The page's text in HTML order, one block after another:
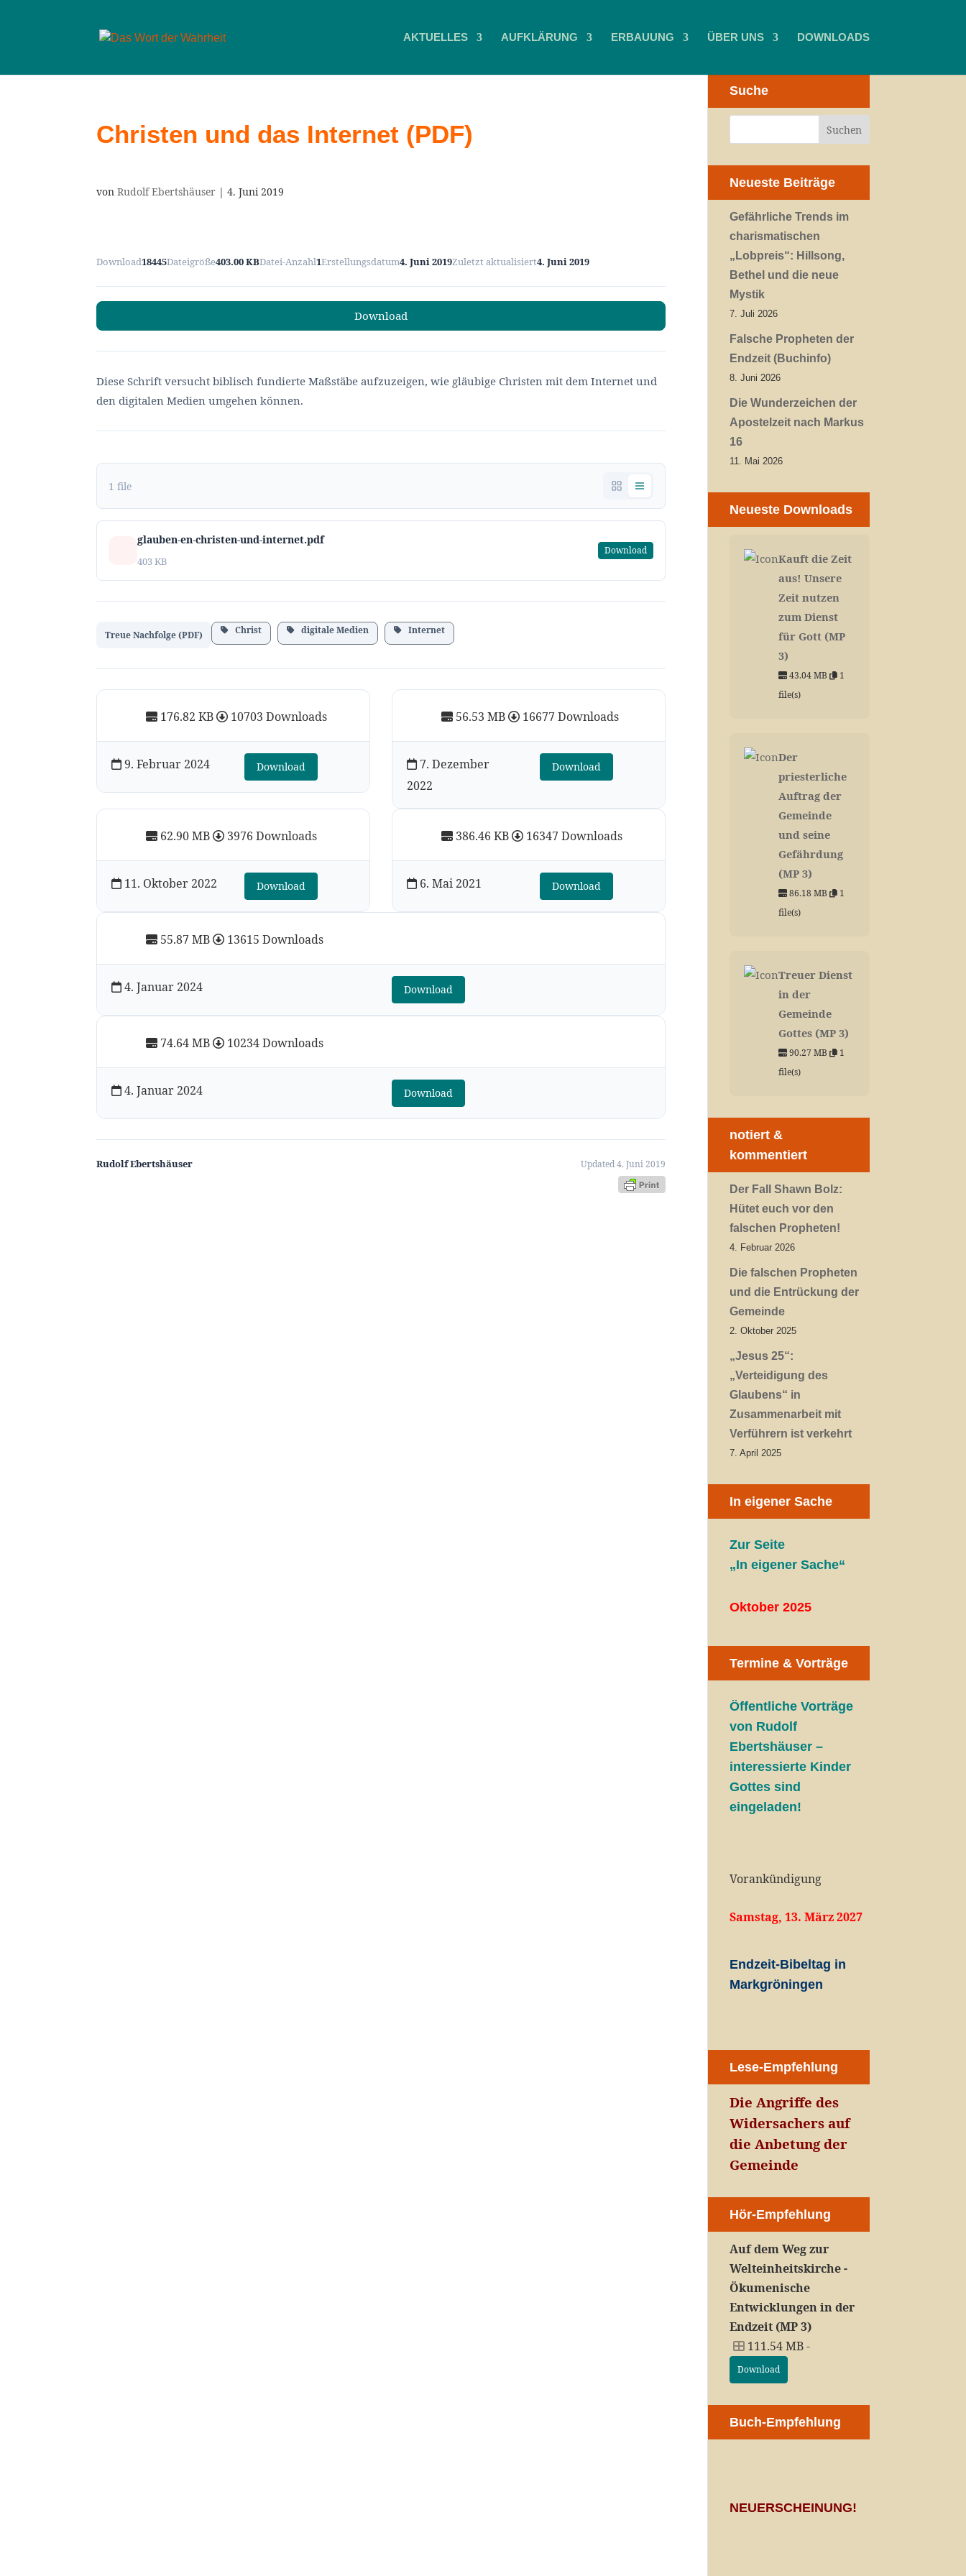
AKTUELLES AUFKLÄRUNG ERBAUUNG ÜBER UNS DOWNLOADS
Christen und das Internet (PDF)
vonRudolf Ebertshäuser |4. Juni 2019
Download18445Dateigröße403.00 KBDatei-Anzahl1Erstellungsdatum4. Juni 2019Zuletzt aktualisiert4. Juni 2019
Download
Diese Schrift versucht biblisch fundierte Maßstäbe aufzuzeigen, wie gläubige Christen mit dem Internet und
den digitalen Medien umgehen können.
1 file
glauben-en-christen-und-internet.pdf
403 KB
Download
Treue Nachfolge (PDF) Christ digitale Medien Internet
176.82 KB 10703 Downloads
9. Februar 2024 Download
74.64 MB 10234 Downloads
4. Januar 2024 Download
55.87 MB 13615 Downloads
4. Januar 2024 Download
56.53 MB 16677 Downloads
7. Dezember
2022
Download
62.90 MB 3976 Downloads
11. Oktober 2022 Download
386.46 KB 16347 Downloads
6. Mai 2021 Download
Rudolf Ebertshäuser Updated 4. Juni 2019
Suche
Neueste Beiträge
Gefährliche Trends im
charismatischen
„Lobpreis“: Hillsong,
Bethel und die neue
Mystik
7. Juli 2026
Falsche Propheten der
Endzeit (Buchinfo)
8. Juni 2026
Die Wunderzeichen der
Apostelzeit nach Markus
16
11. Mai 2026
Neueste Downloads
Kauft die Zeit
aus! Unsere
Zeit nutzen
zum Dienst
für Gott (MP
3)
43.04 MB
1
file(s)
Der
priesterliche
Auftrag der
Gemeinde
und seine
Gefährdung
(MP 3)
86.18 MB
1
file(s)
Treuer Dienst
in der
Gemeinde
Gottes (MP 3)
90.27 MB
1
file(s)
notiert &
kommentiert
Der Fall Shawn Bolz:
Hütet euch vor den
falschen Propheten!
4. Februar 2026
Die falschen Propheten
und die Entrückung der
Gemeinde
2. Oktober 2025
„Jesus 25“:
„Verteidigung des
Glaubens“ in
Zusammenarbeit mit
Verführern ist verkehrt
7. April 2025
In eigener Sache
Zur Seite
„In eigener Sache“
Oktober 2025
Termine & Vorträge
Öffentliche Vorträge
von Rudolf
Ebertshäuser –
interessierte Kinder
Gottes sind
eingeladen!
Vorankündigung
Samstag, 13. März 2027
Endzeit-Bibeltag in
Markgröningen
Lese-Empfehlung
Die Angriffe des
Widersachers auf
die Anbetung der
Gemeinde
Hör-Empfehlung
Auf dem Weg zur
Welteinheitskirche -
Ökumenische
Entwicklungen in der
Endzeit (MP 3)
111.54 MB -
Download
Buch-Empfehlung
NEUERSCHEINUNG!